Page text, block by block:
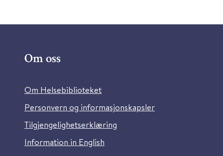
Om oss
Om Helsebiblioteket
Personvern og informasjonskapsler
Tilgjengelighetserklæring
Information in English